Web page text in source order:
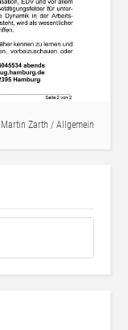
Martin Zarth / Allgemein